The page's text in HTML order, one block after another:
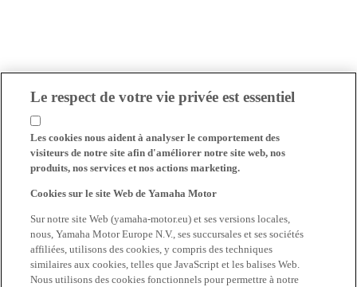
Le respect de votre vie privée est essentiel
Les cookies nous aident à analyser le comportement des
visiteurs de notre site afin d'améliorer notre site web, nos
produits, nos services et nos actions marketing.
Cookies sur le site Web de Yamaha Motor
Sur notre site Web (yamaha-motor.eu) et ses versions locales,
nous, Yamaha Motor Europe N.V., ses succursales et ses sociétés
affiliées, utilisons des cookies, y compris des techniques
similaires aux cookies, telles que JavaScript et les balises Web.
Nous utilisons des cookies fonctionnels pour permettre à notre